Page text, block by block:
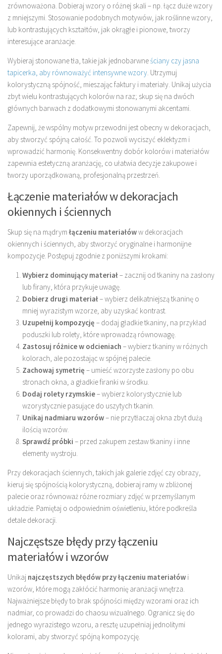
zrównoważona. Dobieraj wzory o różnej skali – np. łącz duże wzory
z mniejszymi. Stosowanie podobnych motywów, jak roślinne wzory,
lub kontrastujących kształtów, jak okrągłe i pionowe, tworzy
interesujące aranżacje.
Wybieraj stonowane tła, takie jak jednobarwne ściany czy jasna
tapicerka, aby równoważyć intensywne wzory . Utrzymuj
kolorystyczną spójność, mieszając faktury i materiały. Unikaj użycia
zbyt wielu kontrastujących kolorów na raz; skup się na dwóch
głównych barwach z dodatkowymi stonowanymi akcentami.
Zapewnij, że wspólny motyw przewodni jest obecny w dekoracjach,
aby stworzyć spójną całość. To pozwoli wyciszyć eklektyzm i
wprowadzić harmonię. Konsekwentny dobór kolorów i materiałów
zapewnia estetyczną aranżację, co ułatwia decyzje zakupowe i
tworzy uporządkowaną, profesjonalną przestrzeń.
Łączenie materiałów w dekoracjach
okiennych i ściennych
Skup się na mądrym łączeniu materiałóww dekoracjach
okiennych i ściennych, aby stworzyć oryginalne i harmonijne
kompozycje. Postępuj zgodnie z poniższymi krokami:
Wybierz dominujący materiał– zacznij od tkaniny na zasłony
lub firany, która przykuje uwagę.
Dobierz drugi materiał– wybierz delikatniejszą tkaninę o
mniej wyrazistym wzorze, aby uzyskać kontrast.
Uzupełnij kompozycję – dodaj gładkie tkaniny, na przykład
poduszki lub rolety, które wprowadzą równowagę.
Zastosuj różnice w odcieniach – wybierz tkaniny w różnych
kolorach, ale pozostając w spójnej palecie.
Zachowaj symetrię – umieść wzorzyste zasłony po obu
stronach okna, a gładkie firanki w środku.
Dodaj rolety rzymskie– wybierz kolorystycznie lub
wzorystycznie pasujące do uszytych tkanin.
Unikaj nadmiaru wzorów– nie przytłaczaj okna zbyt dużą
ilością wzorów.
Sprawdź próbki – przed zakupem zestaw tkaniny i inne
elementy wystroju.
Przy dekoracjach ściennych, takich jak galerie zdjęć czy obrazy,
kieruj się spójnością kolorystyczną, dobieraj ramy w zbliżonej
palecie oraz równoważ różne rozmiary zdjęć w przemyślanym
układzie. Pamiętaj o odpowiednim oświetleniu, które podkreśla
detale dekoracji.
Najczęstsze błędy przy łączeniu
materiałów i wzorów
Unikaj najczęstszych błędów przy łączeniu materiałów i
wzorów, które mogą zakłócić harmonię aranżacji wnętrza.
Najważniejsze błędy to brak spójności między wzorami oraz ich
nadmiar, co prowadzi do chaosu wizualnego. Ogranicz się do
jednego wyrazistego wzoru, a resztę uzupełniaj jednolitymi
kolorami, aby stworzyć spójną kompozycję.